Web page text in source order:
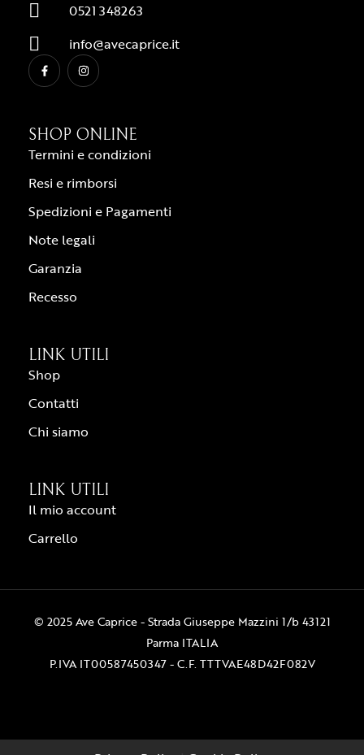
0521 348263
info@avecaprice.it
SHOP ONLINE
Termini e condizioni
Resi e rimborsi
Spedizioni e Pagamenti
Note legali
Garanzia
Recesso
LINK UTILI
Shop
Contatti
Chi siamo
LINK UTILI
Il mio account
Carrello
© 2025 Ave Caprice - Strada Giuseppe Mazzini 1/b 43121
Parma ITALIA
P.IVA IT00587450347 - C.F. TTTVAE48D42F082V